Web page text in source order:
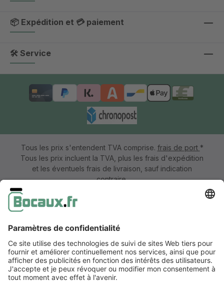
📦 Expédition et 💳 paiement
🛠 Service
Tous les prix s'entendent TVA comprise. frais de port *
Tous les prix incluent la TVA, plus les frais d'expédition
et les éventuels frais de livraison, sauf indication
contraire.
Information & formulaire de rétractation
CGV avec informations aux clients
Déclaration de confidentialité
Accessibilité